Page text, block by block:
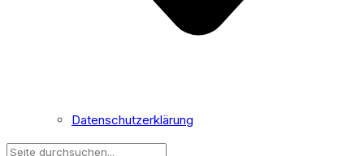
Datenschutzerklärung